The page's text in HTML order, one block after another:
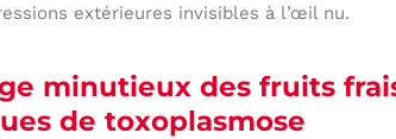
extérieures invisibles à l’œil nu.
minutieux des fruits
de toxoplasmose